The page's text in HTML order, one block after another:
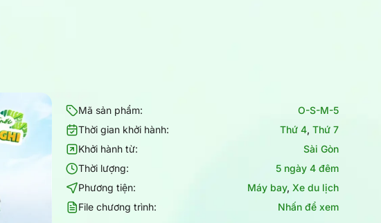
Mã sản phẩm:
O-S-M-5
Thời gian khởi hành:
Thứ 4,Thứ 7
Khởi hành từ:
Sài Gòn
Thời lượng:
5 ngày 4 đêm
Phương tiện:
Máy bay, Xe du lịch
File chương trình:
Nhấn để xem